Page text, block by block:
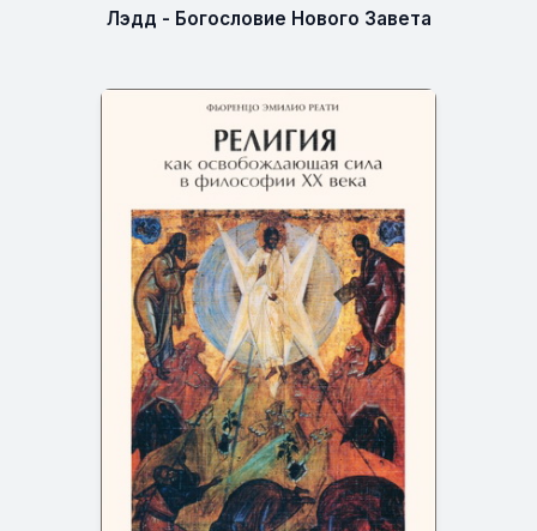
Лэдд - Богословие Нового Завета